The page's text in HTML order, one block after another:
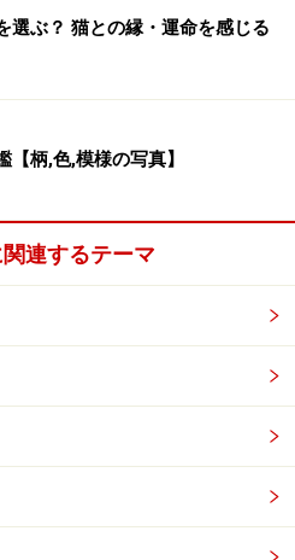
】
ット用品をチェック！
選ぶ？ 猫との縁・運命を感じる
【柄,色,模様の写真】
連するテーマ